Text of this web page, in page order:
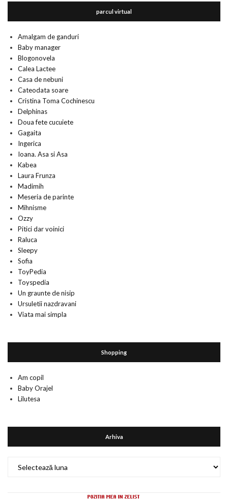
parcul virtual
Amalgam de ganduri
Baby manager
Blogonovela
Calea Lactee
Casa de nebuni
Cateodata soare
Cristina Toma Cochinescu
Delphinas
Doua fete cucuiete
Gagaita
Ingerica
Ioana. Asa si Asa
Kabea
Laura Frunza
Madimih
Meseria de parinte
Mihnisme
Ozzy
Pitici dar voinici
Raluca
Sleepy
Sofia
ToyPedia
Toyspedia
Un graunte de nisip
Ursuletii nazdravani
Viata mai simpla
Shopping
Am copil
Baby Orajel
Lilutesa
Arhiva